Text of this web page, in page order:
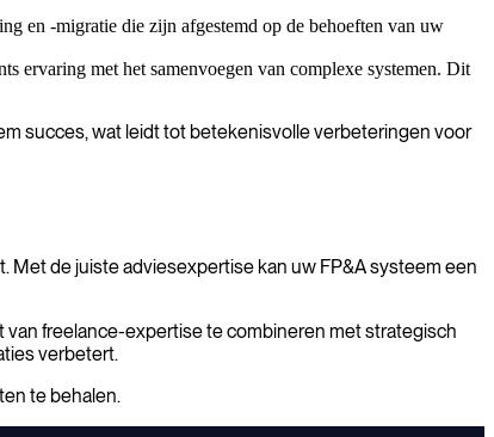
en -migratie die zijn afgestemd op de behoeften van uw
ervaring met het samenvoegen van complexe systemen. Dit
succes, wat leidt tot betekenisvolle verbeteringen voor
Met de juiste adviesexpertise kan uw FP&A systeem een
freelance-expertise te combineren met strategisch
verbetert.
te behalen.